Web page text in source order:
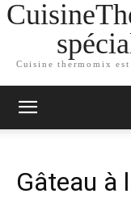
Cuisine thermomix
Gâteau à